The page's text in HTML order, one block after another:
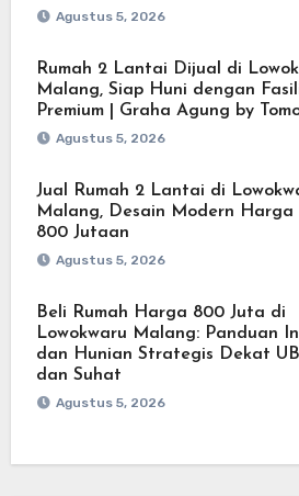
Agustus 5, 2026
Rumah 2 Lantai Dijual di
Malang, Siap Huni dengan
Premium | Graha Agung by
Agustus 5, 2026
Jual Rumah 2 Lantai di
Malang, Desain Modern Harga
800 Jutaan
Agustus 5, 2026
Beli Rumah Harga 800 Juta di
Lowokwaru Malang: Panduan
dan Hunian Strategis Dekat
dan Suhat
Agustus 5, 2026